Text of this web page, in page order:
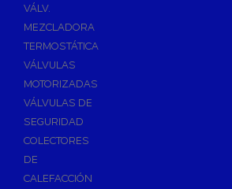
VÁLV.
MEZCLADORA
TERMOSTÁTICA
VÁLVULAS
MOTORIZADAS
VÁLVULAS DE
SEGURIDAD
COLECTORES
DE
CALEFACCIÓN